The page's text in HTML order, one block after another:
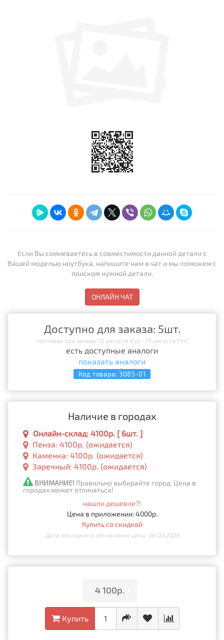
Если Вы сомневаетесь в совместимости данной детали с
Вашей моделью ноутбука, напишите нам в чат и мы поможем с
поиском нужной детали.
ОНЛАЙН ЧАТ
Доступно для заказа: 5шт.
поставка при заказе: 12 августа (Ср) - 13 августа (Чт)
есть доступные аналоги
показать аналоги
Код товара: 3085-01
Наличие в городах
Онлайн-склад: 4100р. [ 6шт. ]
Пенза: 4100р. (ожидается)
Каменка: 4100р. (ожидается)
Заречный: 4100р. (ожидается)
ВНИМАНИЕ! Правильно выбирайте город. Цена в
городах может отличаться!
нашли дешевле?!
Цена в приложении: 4000р.
Купить со скидкой
Дата последнего обновления цены: 08.03.2026
4 100р.
Купить